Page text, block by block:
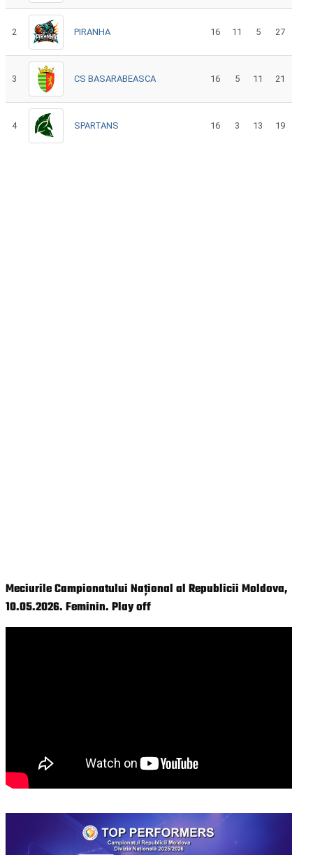
2 PIRANHA 16 11 5 27
3 CS BASARABEASCA 16 5 11 21
4 SPARTANS 16 3 13 19
Meciurile Campionatului Național al Republicii Moldova,
10.05.2026. Feminin. Play off